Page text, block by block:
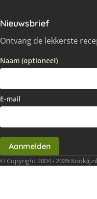
Nieuwsbrief
Ontvang de lekkerste
Naam (optioneel)
E-mail
Aanmelden
© Copyright 2004 - 2026